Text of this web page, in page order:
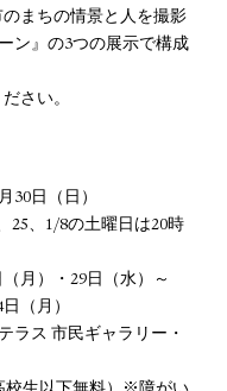
まちの情景と人を撮影
ン』の3つの展示で構成
さい。
30日（日）
25、1/8の土曜日は20時
月）・29日（水）～
（月）
ラス 市民ギャラリー・